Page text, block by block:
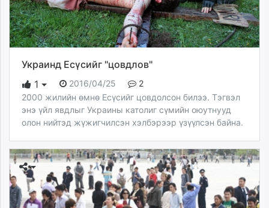
Украинд Есүсийг "цовдлов"
1
2016/04/25
2
2000 жилийн өмнө Есүсийг цовдолсон билээ. Тэгвэл
энэ үйл явдлыг Украины католиг сүмийн оюутнууд
олон нийтэд жүжигчилсэн хэлбэрээр үзүүлсэн байна.